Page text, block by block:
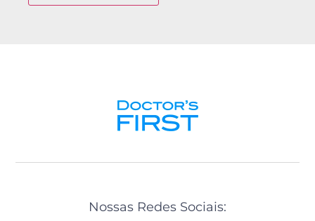
Nossas Redes Sociais: